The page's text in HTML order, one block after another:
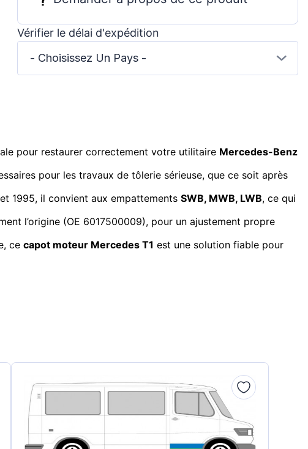
Vérifier le délai d'expédition
- Choisissez Un Pays -
pour restaurer correctement votre utilitaire Mercedes-Benz
pour les travaux de tôlerie sérieuse, que ce soit après
1995, il convient aux empattements SWB, MWB, LWB, ce qui
l’origine (OE 6017500009), pour un ajustement propre
ce capot moteur Mercedes T1 est une solution fiable pour